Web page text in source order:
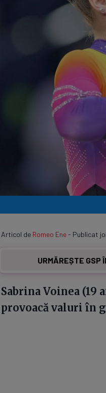
Program TV
Articol de Romeo Ene- Publicat
URMĂREȘTE GSP
Sabrina Voinea (19
provoacă valuri în